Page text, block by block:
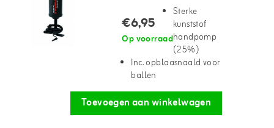
€6,95
Op voorraad
Sterke
kunststof
handpomp
(25%)
Inc. opblaasnaald voor
ballen
Toevoegen aan winkelwagen